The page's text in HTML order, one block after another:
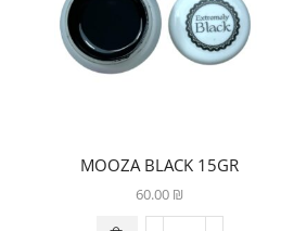
MOOZA BLACK 15GR
60.00 ₪